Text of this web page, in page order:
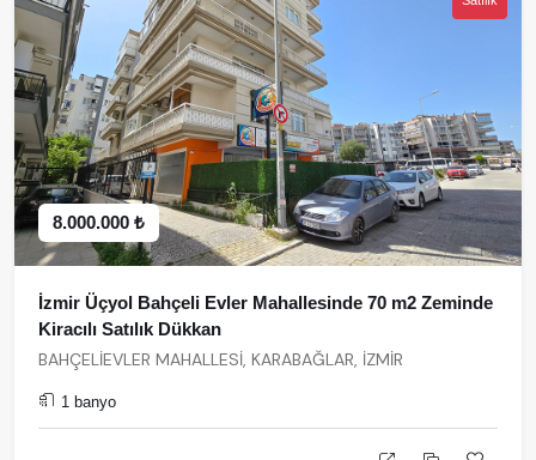
8.000.000 ₺
İzmir Üçyol Bahçeli Evler Mahallesinde 70 m2 Zeminde
Kiracılı Satılık Dükkan
BAHÇELİEVLER MAHALLESİ, KARABAĞLAR, İZMİR
1 banyo